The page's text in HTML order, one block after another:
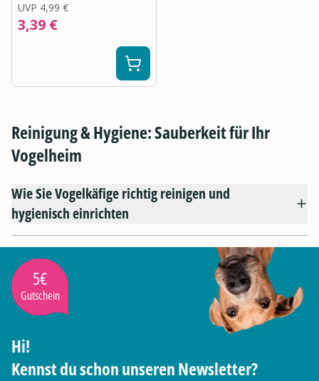
UVP 4,99 €
3,39 €
Reinigung & Hygiene: Sauberkeit für Ihr
Vogelheim
Wie Sie Vogelkäfige richtig reinigen und
hygienisch einrichten
5€
Gutschein
Hi!
Kennst du schon unseren Newsletter?